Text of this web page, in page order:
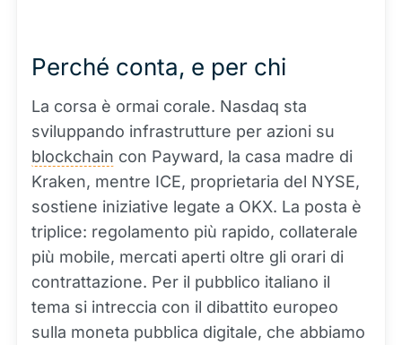
Perché conta, e per chi
La corsa è ormai corale. Nasdaq sta
sviluppando infrastrutture per azioni su
blockchain con Payward, la casa madre di
Kraken, mentre ICE, proprietaria del NYSE,
sostiene iniziative legate a OKX. La posta è
triplice: regolamento più rapido, collaterale
più mobile, mercati aperti oltre gli orari di
contrattazione. Per il pubblico italiano il
tema si intreccia con il dibattito europeo
sulla moneta pubblica digitale, che abbiamo